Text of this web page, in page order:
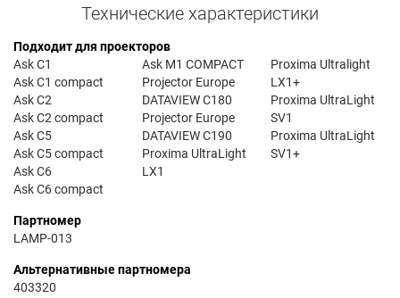
Технические характеристики
Подходит для проекторов
Ask C1
Ask C1 compact
Ask C2
Ask C2 compact
Ask C5
Ask C5 compact
Ask C6
Ask C6 compact
Ask M1 COMPACT
Projector Europe
DATAVIEW C180
Projector Europe
DATAVIEW C190
Proxima UltraLight
LX1
Proxima Ultralight
LX1+
Proxima UltraLight
SV1
Proxima UltraLight
SV1+
Партномер
LAMP-013
Альтернативные партномера
403320